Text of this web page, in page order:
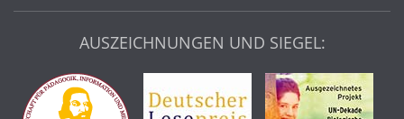
AUSZEICHNUNGEN UND SIEGEL: